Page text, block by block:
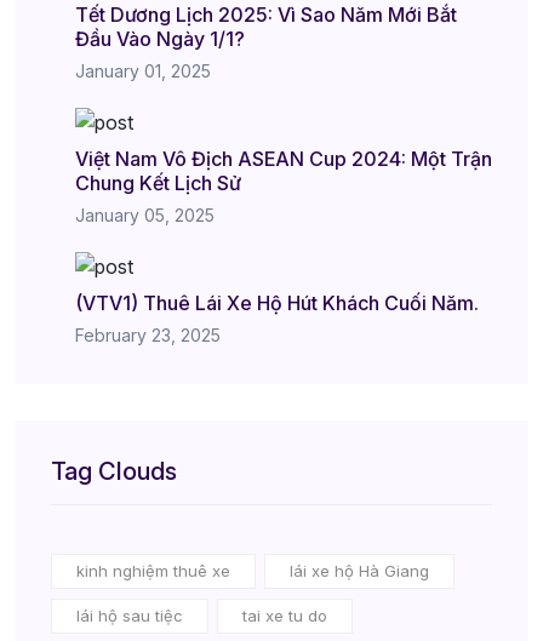
Tết Dương Lịch 2025: Vì Sao Năm Mới Bắt
Đầu Vào Ngày 1/1?
January 01, 2025
Việt Nam Vô Địch ASEAN Cup 2024: Một Trận
Chung Kết Lịch Sử
January 05, 2025
(VTV1) Thuê Lái Xe Hộ Hút Khách Cuối Năm.
February 23, 2025
Tag Clouds
kinh nghiệm thuê xe lái xe hộ Hà Giang
lái hộ sau tiệc tai xe tu do